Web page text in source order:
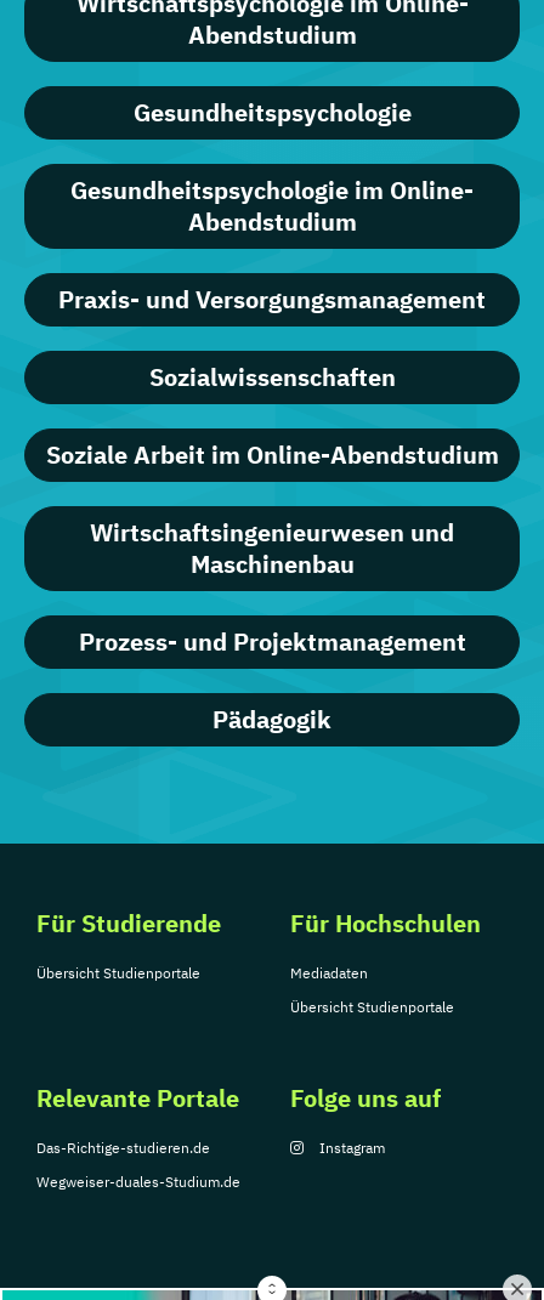
Abendstudium
Gesundheitspsychologie
Gesundheitspsychologie im Online-
Abendstudium
Praxis- und Versorgungsmanagement
Sozialwissenschaften
Soziale Arbeit im Online-Abendstudium
Wirtschaftsingenieurwesen und
Maschinenbau
Prozess- und Projektmanagement
Pädagogik
Für Studierende
Übersicht Studienportale
Für Hochschulen
Mediadaten
Übersicht Studienportale
Relevante Portale
Das-Richtige-studieren.de
Wegweiser-duales-Studium.de
Folge uns auf
Instagram